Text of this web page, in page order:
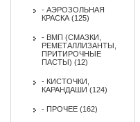
- АЭРОЗОЛЬНАЯ
КРАСКА (125)
- ВМП (СМАЗКИ,
РЕМЕТАЛЛИЗАНТЫ,
ПРИТИРОЧНЫЕ
ПАСТЫ) (12)
- КИСТОЧКИ,
КАРАНДАШИ (124)
- ПРОЧЕЕ (162)